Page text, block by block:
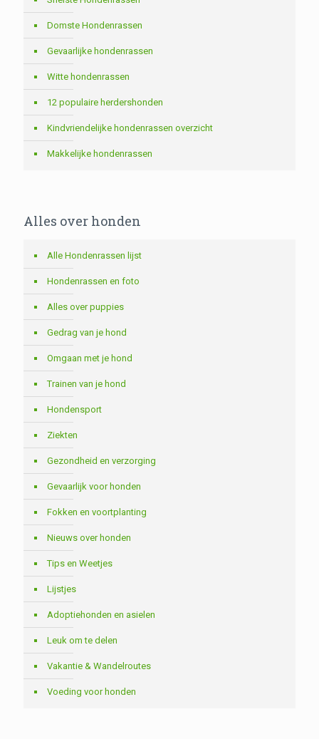
Domste Hondenrassen
Gevaarlijke hondenrassen
Witte hondenrassen
12 populaire herdershonden
Kindvriendelijke hondenrassen overzicht
Makkelijke hondenrassen
Alles over honden
Alle Hondenrassen lijst
Hondenrassen en foto
Alles over puppies
Gedrag van je hond
Omgaan met je hond
Trainen van je hond
Hondensport
Ziekten
Gezondheid en verzorging
Gevaarlijk voor honden
Fokken en voortplanting
Nieuws over honden
Tips en Weetjes
Lijstjes
Adoptiehonden en asielen
Leuk om te delen
Vakantie & Wandelroutes
Voeding voor honden